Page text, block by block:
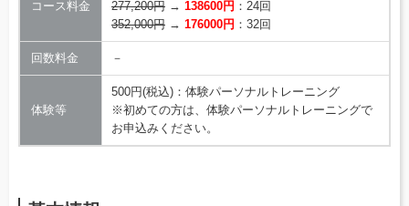
コース料金
277,200円 → 138600円 ：24回
352,000円 → 176000円 ：32回
回数料金 －
体験等
500円(税込)：体験パーソナルトレーニング
※初めての方は、体験パーソナルトレーニングで
お申込みください。